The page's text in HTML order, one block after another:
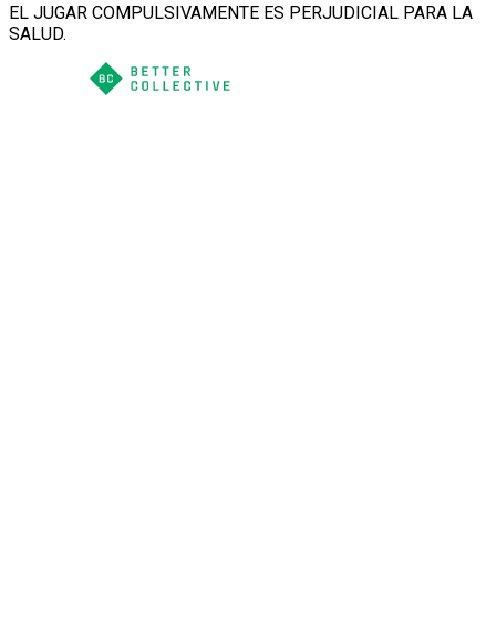
EL JUGAR COMPULSIVAMENTE ES PERJUDICIAL PARA LA
SALUD.